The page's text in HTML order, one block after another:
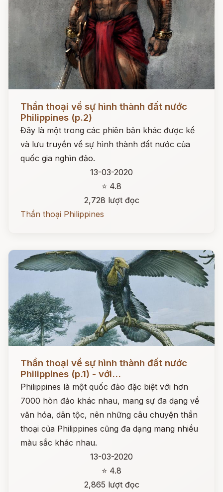
Đọc ngay
Thần thoại về sự hình thành đất nước
Philippines (p.2)
Đây là một trong các phiên bản khác được kể
và lưu truyền về sự hình thành đất nước của
quốc gia nghìn đảo.
13-03-2020
⭐ 4.8
2,728 lượt đọc
Thần thoại Philippines
Đọc ngay
Thần thoại về sự hình thành đất nước
Philippines (p.1) - với...
Philippines là một quốc đảo đặc biệt với hơn
7000 hòn đảo khác nhau, mang sự đa dạng về
văn hóa, dân tộc, nên những câu chuyện thần
thoại của Philippines cũng đa dạng mang nhiều
màu sắc khác nhau.
13-03-2020
⭐ 4.8
2,865 lượt đọc